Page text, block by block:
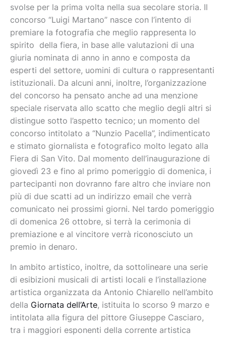
svolse per la prima volta nella sua secolare storia. Il
concorso “Luigi Martano” nasce con l’intento di
premiare la fotografia che meglio rappresenta lo
spirito della fiera, in base alle valutazioni di una
giuria nominata di anno in anno e composta da
esperti del settore, uomini di cultura o rappresentanti
istituzionali. Da alcuni anni, inoltre, l’organizzazione
del concorso ha pensato anche ad una menzione
speciale riservata allo scatto che meglio degli altri si
distingue sotto l’aspetto tecnico; un momento del
concorso intitolato a “Nunzio Pacella”, indimenticato
e stimato giornalista e fotografico molto legato alla
Fiera di San Vito. Dal momento dell’inaugurazione di
giovedì 23 e fino al primo pomeriggio di domenica, i
partecipanti non dovranno fare altro che inviare non
più di due scatti ad un indirizzo email che verrà
comunicato nei prossimi giorni. Nel tardo pomeriggio
di domenica 26 ottobre, si terrà la cerimonia di
premiazione e al vincitore verrà riconosciuto un
premio in denaro.
In ambito artistico, inoltre, da sottolineare una serie
di esibizioni musicali di artisti locali e l’installazione
artistica organizzata da Antonio Chiarello nell’ambito
della Giornata dell’Arte, istituita lo scorso 9 marzo e
intitolata alla figura del pittore Giuseppe Casciaro,
tra i maggiori esponenti della corrente artistica